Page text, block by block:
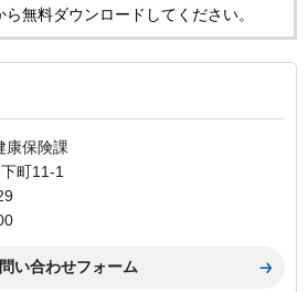
無料ダウンロードしてください。
康保険課
町11-1